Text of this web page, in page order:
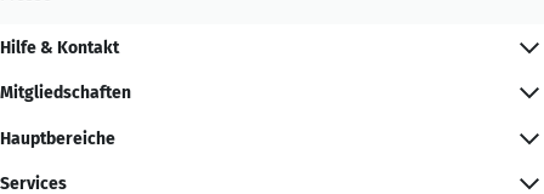
Hilfe & Kontakt
Mitgliedschaften
Hauptbereiche
Services